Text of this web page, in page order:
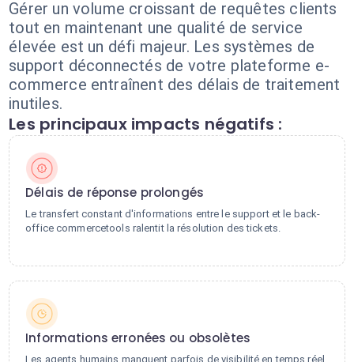
Gérer un volume croissant de requêtes clients
tout en maintenant une qualité de service
élevée est un défi majeur. Les systèmes de
support déconnectés de votre plateforme e-
commerce entraînent des délais de traitement
inutiles.
Les principaux impacts négatifs :
Délais de réponse prolongés
Le transfert constant d'informations entre le support et le back-
office commercetools ralentit la résolution des tickets.
Informations erronées ou obsolètes
Les agents humains manquent parfois de visibilité en temps réel